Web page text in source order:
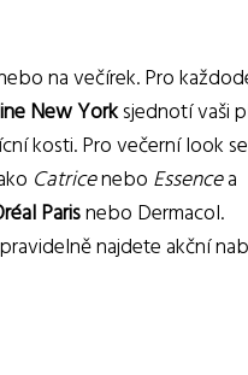
na večírek. Pro
New Yorksjednotí vaši
kosti. Pro večerní look se
Catricenebo Essencea
Parisnebo Dermacol.
najdete akční